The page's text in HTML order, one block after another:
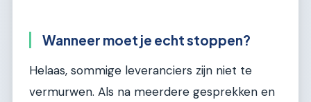
Wanneer moet je echt stoppen?
Helaas, sommige leveranciers zijn niet te
vermurwen. Als na meerdere gesprekken en